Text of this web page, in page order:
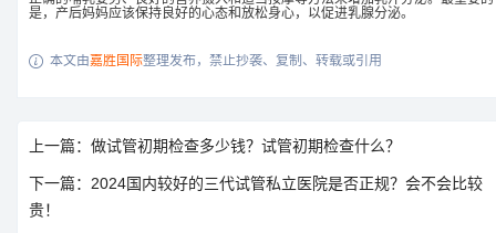
是，产后妈妈应该保持良好的心态和放松身心，以促进乳腺分泌。
 本文由嘉胜国际整理发布，禁止抄袭、复制、转载或引用
上一篇：做试管初期检查多少钱？试管初期检查什么？
下一篇：2024国内较好的三代试管私立医院是否正规？会不会比较
贵！